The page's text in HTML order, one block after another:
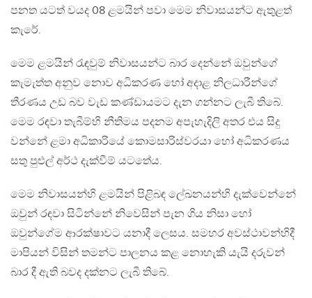
පනත යටත් වයද 08 ළමයින් පවා මෙම නිවාසයන්ට ඇතුළත්
කැරේ.
මෙම ළමයින් රැඳවුම් නිවාසයන්ට බාර දෙන්නේ ඔවුන්ගේ
කැමැත්ත අනුව නොව අධිකරණ හෝ අදාළ නිලධාරීන්ගේ
තීරණය උඩ බව වැඩ කණ්ඩායමට දැන ගන්නට ලැබී තිබේ.
මෙම රඳවා තැබීම්හි නීතිමය පදනම අපැහැදිලි අතර එය සිදු
වන්නේ ළමා අධිකාරියේ කොමසාරිස්වරයා හෝ අධිකරණය
සතු පුළුල් අර්ථ දැක්වීම් යටතේය.
මෙම නිවාසයන්හි ළමයින් පිළිබඳ ලේඛනයන්හි දැක්වෙන්නේ
ඔවුන් රඳවා සිටින්නේ නිවෙසින් පැන ගිය නිසා හෝ
ඔවුන්ගේම ආරක්ෂාවට යනාදී ලෙසය. සමහර අවස්ථාවන්හිදී
මාපියන් විසින් තමන්ට පාලනය කළ නොහැකි යැයි දරුවන්
බාර දී ඇති බවද දක්නට ලැබී තිබේ.